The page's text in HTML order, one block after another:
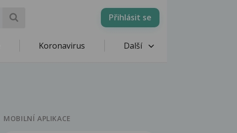
Přihlásit se
Koronavirus Další
MOBILNÍ APLIKACE